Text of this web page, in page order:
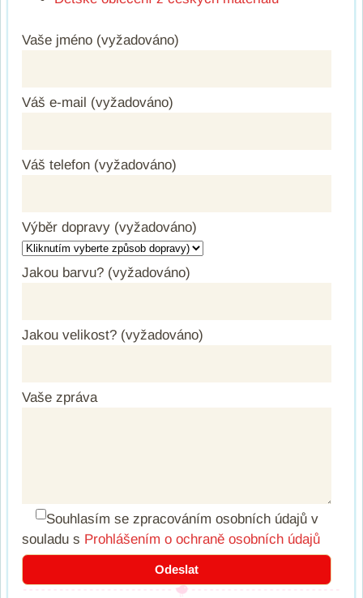
Vaše jméno (vyžadováno)
Váš e-mail (vyžadováno)
Váš telefon (vyžadováno)
Výběr dopravy (vyžadováno)
Jakou barvu? (vyžadováno)
Jakou velikost? (vyžadováno)
Vaše zpráva
Souhlasím se zpracováním osobních údajů v
souladu s Prohlášením o ochraně osobních údajů